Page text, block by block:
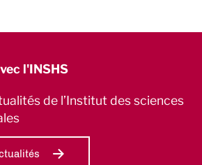
l'INSHS
de l’Institut des sciences